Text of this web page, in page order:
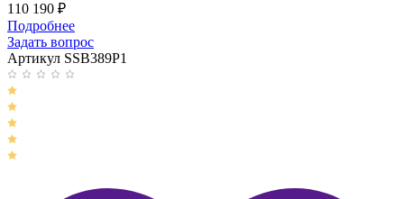
110 190 ₽
Подробнее
Задать вопрос
Артикул SSB389P1